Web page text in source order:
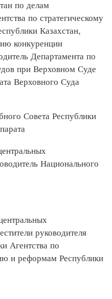
по делам
по стратегическому
Казахстан,
конкуренции
Департамента по
при Верховном Суде
Верховного Суда
Совета Республики
Национального
руководителя
Агентства по
и реформам Республики